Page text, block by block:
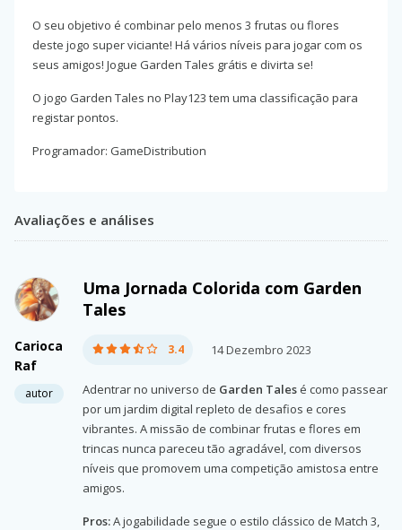
O seu objetivo é combinar pelo menos 3 frutas ou flores
deste jogo super viciante! Há vários níveis para jogar com os
seus amigos! Jogue Garden Tales grátis e divirta se!
O jogo Garden Tales no Play123 tem uma classificação para
registar pontos.
Programador: GameDistribution
Avaliações e análises
Carioca
Raf
autor
Uma Jornada Colorida com Garden
Tales
3.4 14 Dezembro 2023
Adentrar no universo de Garden Tales é como passear
por um jardim digital repleto de desafios e cores
vibrantes. A missão de combinar frutas e flores em
trincas nunca pareceu tão agradável, com diversos
níveis que promovem uma competição amistosa entre
amigos.
Pros:A jogabilidade segue o estilo clássico de Match 3,